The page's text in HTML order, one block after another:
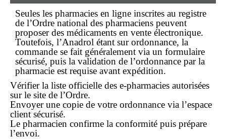
Seules les pharmacies en ligne inscrites au registre
de l’Ordre national des pharmaciens peuvent
proposer des médicaments en vente électronique.
Toutefois, l’Anadrol étant sur ordonnance, la
commande se fait généralement via un formulaire
sécurisé, puis la validation de l’ordonnance par la
pharmacie est requise avant expédition.
Vérifier la liste officielle des e-pharmacies autorisées
sur le site de l’Ordre.
Envoyer une copie de votre ordonnance via l’espace
client sécurisé.
Le pharmacien confirme la conformité puis prépare
l’envoi.